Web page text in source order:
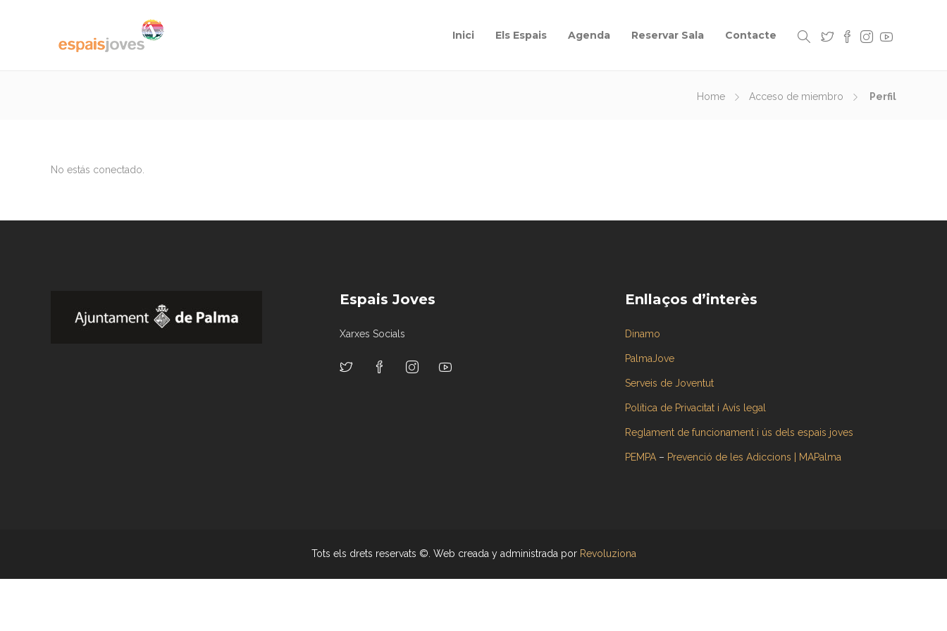
Inici Els Espais Agenda Reservar Sala Contacte
Home Acceso de miembro Perfil
No estás conectado.
Espais Joves
Xarxes Socials
Enllaços d’interès
Dinamo
PalmaJove
Serveis de Joventut
Política de Privacitat i Avís legal
Reglament de funcionament i ús dels espais joves
PEMPA – Prevenció de les Adiccions | MAPalma
Tots els drets reservats ©. Web creada y administrada por Revoluziona